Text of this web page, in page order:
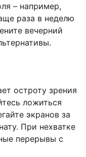
– например,
раза в неделю
вечерний
остроту зрения
ложиться
экранов за
При нехватке
перерывы с